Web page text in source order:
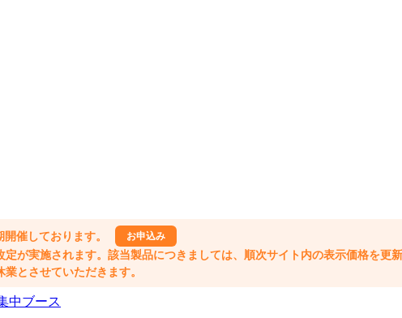
中ブース
催しております。 お申込み
が実施されます。該当製品につきましては、順次サイト内の表示価格を更新
とさせていただきます。